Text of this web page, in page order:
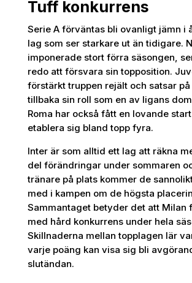
Tuff konkurrens
Serie A förväntas bli ovanligt jämn i
lag som ser starkare ut än tidigare.
imponerade stort förra säsongen,
redo att försvara sin topposition.
förstärkt truppen rejält och satsar på
tillbaka sin roll som en av ligans
Roma har också fått en lovande
etablera sig bland topp fyra.
Inter är som alltid ett lag att räkna
del förändringar under sommaren
tränare på plats kommer de
med i kampen om de högsta
Sammantaget betyder det att Milan
med hård konkurrens under hela
Skillnaderna mellan topplagen lär
varje poäng kan visa sig bli
slutändan.